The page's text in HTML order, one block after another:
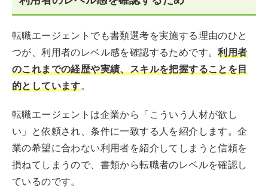
転職エージェントでも書類選考を実施する理由のひと
つが、利用者のレベル感を確認するためです。利用者
のこれまでの経歴や実績、スキルを把握することを目
的としています。
転職エージェントは企業から「こういう人材が欲し
い」と依頼され、条件に一致する人を紹介します。企
業の希望に合わない利用者を紹介してしまうと信頼を
損ねてしまうので、書類から転職者のレベルを確認し
ているのです。